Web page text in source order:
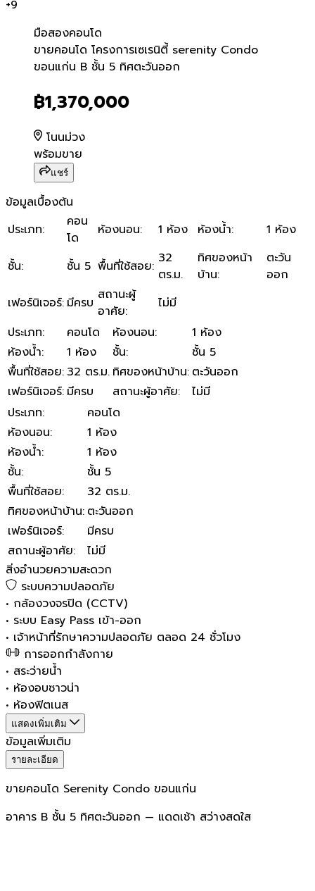
+9
มือสองคอนโด
ขายคอนโด โครงการเซเร
ขายคอนโด โครงการเซเรนิตี้ serenity Condo
ขอนแก่น B ชั้น 5 ทิศตะวันออก
฿1,370,000
โนนม่วง
พร้อมขาย
แชร์
ข้อมูลเบื้องต้น
ประเภท:
คอน
โด
ห้องนอน: 1 ห้อง ห้องน้ำ: 1 ห้อง
ชั้น: ชั้น 5 พื้นที่ใช้สอย: 32
ตร.ม.
ทิศของหน้า
บ้าน:
ตะวัน
ออก
เฟอร์นิเจอร์: มีครบ สถานะผู้
อาศัย:
ไม่มี
ประเภท: คอนโด ห้องนอน:
1 ห้อง
ห้องน้ำ: 1 ห้อง ชั้น:
ชั้น 5
พื้นที่ใช้สอย: 32 ตร.ม. ทิศของหน้าบ้าน: ตะวันออก
เฟอร์นิเจอร์: มีครบ สถานะผู้อาศัย:
ไม่มี
ประเภท:
คอนโด
ห้องนอน:
1 ห้อง
ห้องน้ำ:
1 ห้อง
ชั้น:
ชั้น 5
พื้นที่ใช้สอย:
32 ตร.ม.
ทิศของหน้าบ้าน: ตะวันออก
เฟอร์นิเจอร์:
มีครบ
สถานะผู้อาศัย:
ไม่มี
สิ่งอำนวยความสะดวก
ระบบความปลอดภัย
• กล้องวงจรปิด (CCTV)
• ระบบ Easy Pass เข้า-ออก
• เจ้าหน้าที่รักษาความปลอดภัย ตลอด 24 ชั่วโมง
การออกกำลังกาย
• สระว่ายน้ำ
• ห้องอบซาวน่า
• ห้องฟิตเนส
แสดงเพิ่มเติม
ข้อมูลเพิ่มเติม
รายละเอียด
ขายคอนโด Serenity Condo ขอนแก่น
อาคาร B ชั้น 5 ทิศตะวันออก — แดดเช้า สว่างสดใส